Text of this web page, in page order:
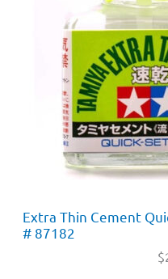
Extra Thin Cement
# 87182
$